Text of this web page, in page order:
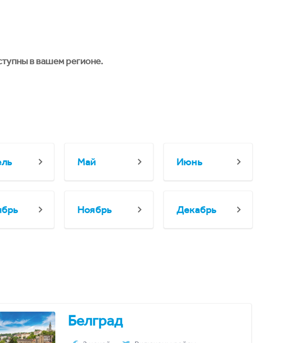
в вашем регионе.
Май Июнь
Ноябрь Декабрь
Белград